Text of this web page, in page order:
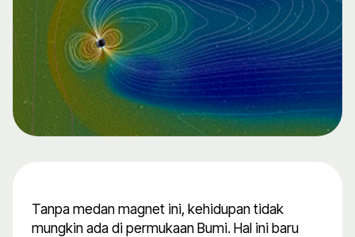
Tanpa medan magnet ini, kehidupan tidak
mungkin ada di permukaan Bumi. Hal ini baru